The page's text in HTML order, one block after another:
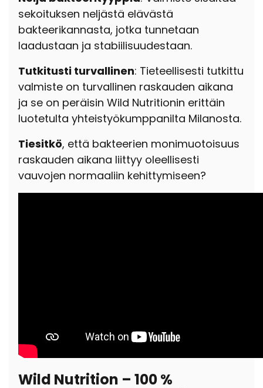
sekoituksen neljästä elävästä
bakteerikannasta, jotka tunnetaan
laadustaan ​​ja stabiilisuudestaan.
Tutkitusti turvallinen: Tieteellisesti tutkittu
valmiste on turvallinen raskauden aikana
ja se on peräisin Wild Nutritionin erittäin
luotetulta yhteistyökumppanilta Milanosta.
Tiesitkö, että bakteerien monimuotoisuus
raskauden aikana liittyy oleellisesti
vauvojen normaaliin kehittymiseen?
Wild Nutrition – 100 %